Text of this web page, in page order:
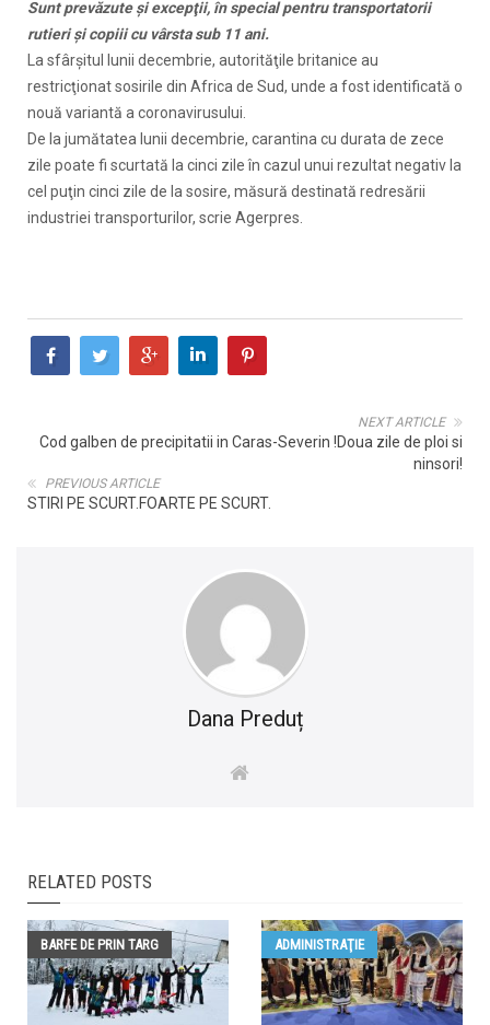
Sunt prevăzute şi excepţii, în special pentru transportatorii
rutieri şi copiii cu vârsta sub 11 ani.
La sfârşitul lunii decembrie, autorităţile britanice au
restricţionat sosirile din Africa de Sud, unde a fost identificată o
nouă variantă a coronavirusului.
De la jumătatea lunii decembrie, carantina cu durata de zece
zile poate fi scurtată la cinci zile în cazul unui rezultat negativ la
cel puţin cinci zile de la sosire, măsură destinată redresării
industriei transporturilor, scrie Agerpres.
NEXT ARTICLE
Cod galben de precipitatii in Caras-Severin !Doua zile de ploi si
ninsori!
PREVIOUS ARTICLE
STIRI PE SCURT.FOARTE PE SCURT.
Dana Preduț
RELATED POSTS
BARFE DE PRIN TARG ADMINISTRAŢIE